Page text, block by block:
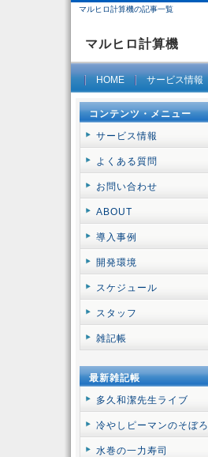
マルヒロ計算機の記事一覧
マルヒロ計算機
HOME サービス情報
コンテンツ・メニュー
サービス情報
よくある質問
お問い合わせ
ABOUT
導入事例
開発環境
スケジュール
スタッフ
雑記帳
最新雑記帳
多久和潔先生ライブ
冷やしピーマンのそぼろ
水巻の一力寿司